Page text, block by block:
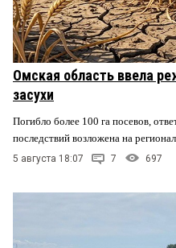
Омская область ввела
засухи
Погибло более 100 га посевов,
последствий возложена на
5 августа 18:07 7 697